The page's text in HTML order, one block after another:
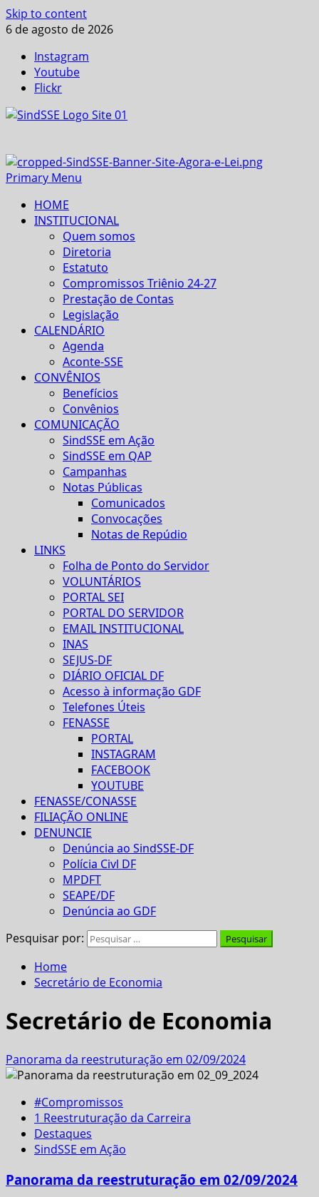
Skip to content
6 de agosto de 2026
Instagram
Youtube
Flickr
Primary Menu
HOME
INSTITUCIONAL
Quem somos
Diretoria
Estatuto
Compromissos Triênio 24-27
Prestação de Contas
Legislação
CALENDÁRIO
Agenda
Aconte-SSE
CONVÊNIOS
Benefícios
Convênios
COMUNICAÇÃO
SindSSE em Ação
SindSSE em QAP
Campanhas
Notas Públicas
Comunicados
Convocações
Notas de Repúdio
LINKS
Folha de Ponto do Servidor
VOLUNTÁRIOS
PORTAL SEI
PORTAL DO SERVIDOR
EMAIL INSTITUCIONAL
INAS
SEJUS-DF
DIÁRIO OFICIAL DF
Acesso à informação GDF
Telefones Úteis
FENASSE
PORTAL
INSTAGRAM
FACEBOOK
YOUTUBE
FENASSE/CONASSE
FILIAÇÃO ONLINE
DENUNCIE
Denúncia ao SindSSE-DF
Polícia Civl DF
MPDFT
SEAPE/DF
Denúncia ao GDF
Pesquisar por:
Home
Secretário de Economia
Secretário de Economia
Panorama da reestruturação em 02/09/2024
#Compromissos
1 Reestruturação da Carreira
Destaques
SindSSE em Ação
Panorama da reestruturação em 02/09/2024